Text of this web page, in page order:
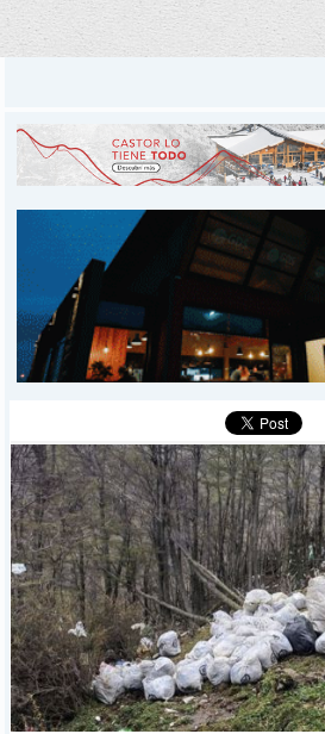
INICIO
PROVINCIALES
DEPORTES
POLICIALES
I-DIARIO
BÚSQUEDA